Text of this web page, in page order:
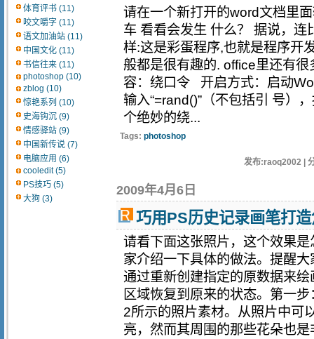
体育评书 (11)
咬文嚼字 (11)
语文加油站 (11)
中国文化 (11)
书信往来 (11)
photoshop (10)
zblog (10)
惊艳系列 (10)
史海钩沉 (9)
情感驿站 (9)
中国新传说 (7)
电脑应用 (6)
cooledit (5)
PS技巧 (5)
大狗 (3)
请在一个新打开的word文档里
车 看看会发生 什么？ 据说，
样:这是彩蛋程序,也就是程序开
般都是很有趣的. office里还有
容：绕口令 开启方式：启动
输入“=rand()”（不包括引 号）
个绝妙的绕...
Tags: photoshop
发布:raoq2002 |
2009年4月6日
巧用PS历史记录画笔打
请看下面这张照片，这个效果
家介绍一下具体的做法。提醒
通过重新创建指定的原数据来
区域恢复到原来的状态。第一
2所示的照片素材。从照片中可
亮，然而其周围的那些花朵也